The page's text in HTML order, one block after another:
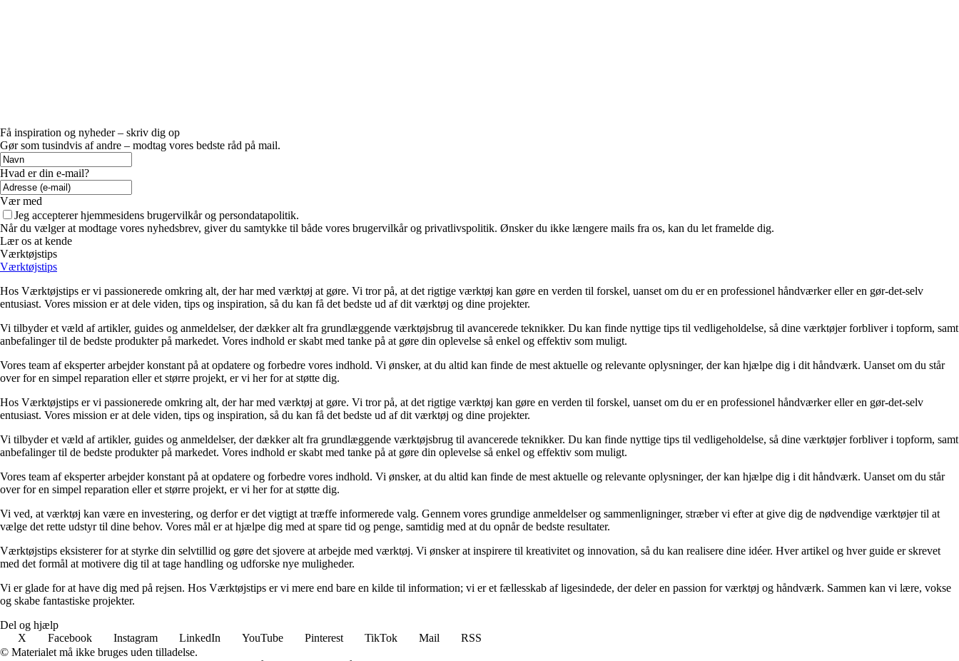
Få inspiration og nyheder – skriv dig op
Gør som tusindvis af andre – modtag vores bedste råd på mail.
Hvad er din e-mail?
Vær med
Jeg accepterer hjemmesidens brugervilkår og persondatapolitik.
Når du vælger at modtage vores nyhedsbrev, giver du samtykke til både vores brugervilkår og privatlivspolitik. Ønsker du ikke længere mails fra os, kan du let framelde dig.
Lær os at kende
Værktøjstips
Værktøjstips
Hos Værktøjstips er vi passionerede omkring alt, der har med værktøj at gøre. Vi tror på, at det rigtige værktøj kan gøre en verden til forskel, uanset om du er en professionel håndværker eller en gør-det-selv
entusiast. Vores mission er at dele viden, tips og inspiration, så du kan få det bedste ud af dit værktøj og dine projekter.
Vi tilbyder et væld af artikler, guides og anmeldelser, der dækker alt fra grundlæggende værktøjsbrug til avancerede teknikker. Du kan finde nyttige tips til vedligeholdelse, så dine værktøjer forbliver i topform, samt
anbefalinger til de bedste produkter på markedet. Vores indhold er skabt med tanke på at gøre din oplevelse så enkel og effektiv som muligt.
Vores team af eksperter arbejder konstant på at opdatere og forbedre vores indhold. Vi ønsker, at du altid kan finde de mest aktuelle og relevante oplysninger, der kan hjælpe dig i dit håndværk. Uanset om du står
over for en simpel reparation eller et større projekt, er vi her for at støtte dig.
Hos Værktøjstips er vi passionerede omkring alt, der har med værktøj at gøre. Vi tror på, at det rigtige værktøj kan gøre en verden til forskel, uanset om du er en professionel håndværker eller en gør-det-selv
entusiast. Vores mission er at dele viden, tips og inspiration, så du kan få det bedste ud af dit værktøj og dine projekter.
Vi tilbyder et væld af artikler, guides og anmeldelser, der dækker alt fra grundlæggende værktøjsbrug til avancerede teknikker. Du kan finde nyttige tips til vedligeholdelse, så dine værktøjer forbliver i topform, samt
anbefalinger til de bedste produkter på markedet. Vores indhold er skabt med tanke på at gøre din oplevelse så enkel og effektiv som muligt.
Vores team af eksperter arbejder konstant på at opdatere og forbedre vores indhold. Vi ønsker, at du altid kan finde de mest aktuelle og relevante oplysninger, der kan hjælpe dig i dit håndværk. Uanset om du står
over for en simpel reparation eller et større projekt, er vi her for at støtte dig.
Vi ved, at værktøj kan være en investering, og derfor er det vigtigt at træffe informerede valg. Gennem vores grundige anmeldelser og sammenligninger, stræber vi efter at give dig de nødvendige værktøjer til at
vælge det rette udstyr til dine behov. Vores mål er at hjælpe dig med at spare tid og penge, samtidig med at du opnår de bedste resultater.
Værktøjstips eksisterer for at styrke din selvtillid og gøre det sjovere at arbejde med værktøj. Vi ønsker at inspirere til kreativitet og innovation, så du kan realisere dine idéer. Hver artikel og hver guide er skrevet
med det formål at motivere dig til at tage handling og udforske nye muligheder.
Vi er glade for at have dig med på rejsen. Hos Værktøjstips er vi mere end bare en kilde til information; vi er et fællesskab af ligesindede, der deler en passion for værktøj og håndværk. Sammen kan vi lære, vokse
og skabe fantastiske projekter.
Del og hjælp
X
Facebook Instagram LinkedIn YouTube Pinterest TikTok Mail
RSS
© Materialet må ikke bruges uden tilladelse.